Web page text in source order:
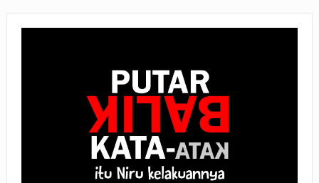
HAKIKAT NIKMAT DI DUNIA!
BAGAIMANA CARA MEMBAYAR ZAKAT UANG?
UANG HARAM BISA MENJADI HALAL JIKA SEBAB
KEPEMILIKANNYA BERUBAH